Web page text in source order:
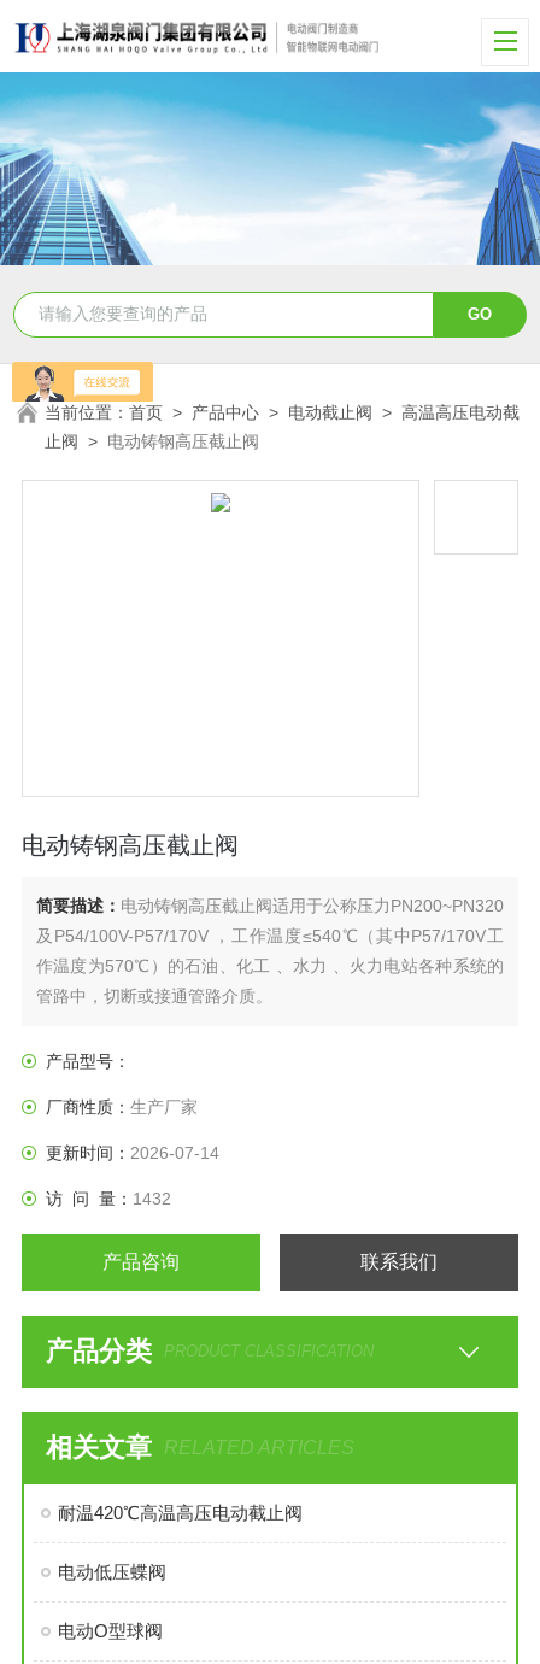
当前位置：首页 > 产品中心 > 电动截止阀 >高温高压电动截
止阀 > 电动铸钢高压截止阀
电动铸钢高压截止阀
简要描述： 电动铸钢高压截止阀适用于公称压力PN200~PN320
及P54/100V-P57/170V ，工作温度≤540℃（其中P57/170V工
作温度为570℃）的石油、化工 、水力 、火力电站各种系统的
管路中，切断或接通管路介质。
产品型号：
厂商性质： 生产厂家
更新时间： 2026-07-14
访 问 量： 1432
产品咨询 联系我们
产品分类 PRODUCT CLASSIFICATION
相关文章 RELATED ARTICLES
耐温420℃高温高压电动截止阀
电动低压蝶阀
电动O型球阀